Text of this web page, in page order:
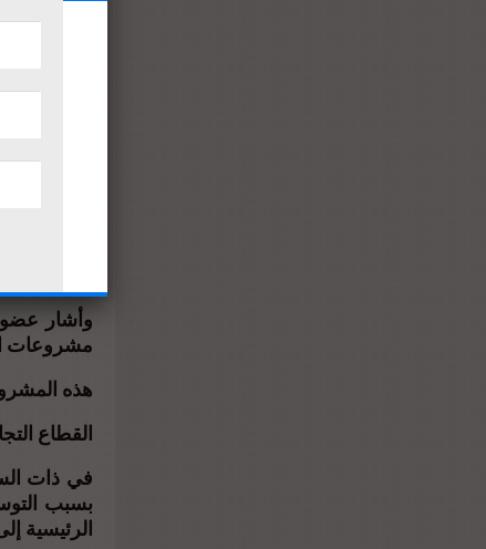
تؤدي إلى
زيادة
المدن
سنويًا،
وأشار عضو
مشروعات
هذه
القطاع
في ذات
بسبب
الرئيسية